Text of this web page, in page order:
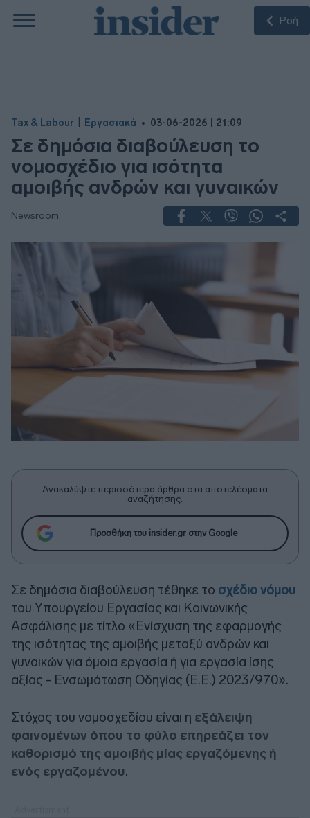
Ροή
Tax & Labour Εργασιακά 03-06-2026 | 21:09
Σε δημόσια διαβούλευση το
νομοσχέδιο για ισότητα
αμοιβής ανδρών και γυναικών
Newsroom
Ανακαλύψτε περισσότερα άρθρα στα αποτελέσματα
αναζήτησης.
Προσθήκη του insider.gr στην Google
Σε δημόσια διαβούλευση τέθηκε το σχέδιο νόμου
του Υπουργείου Εργασίας και Κοινωνικής
Ασφάλισης με τίτλο «Ενίσχυση της εφαρμογής
της ισότητας της αμοιβής μεταξύ ανδρών και
γυναικών για όμοια εργασία ή για εργασία ίσης
αξίας - Ενσωμάτωση Οδηγίας (Ε.Ε.) 2023/970».
Στόχος του νομοσχεδίου είναι η εξάλειψη
φαινομένων όπου το φύλο επηρεάζει τον
καθορισμό της αμοιβής μίας εργαζόμενης ή
ενός εργαζομένου.